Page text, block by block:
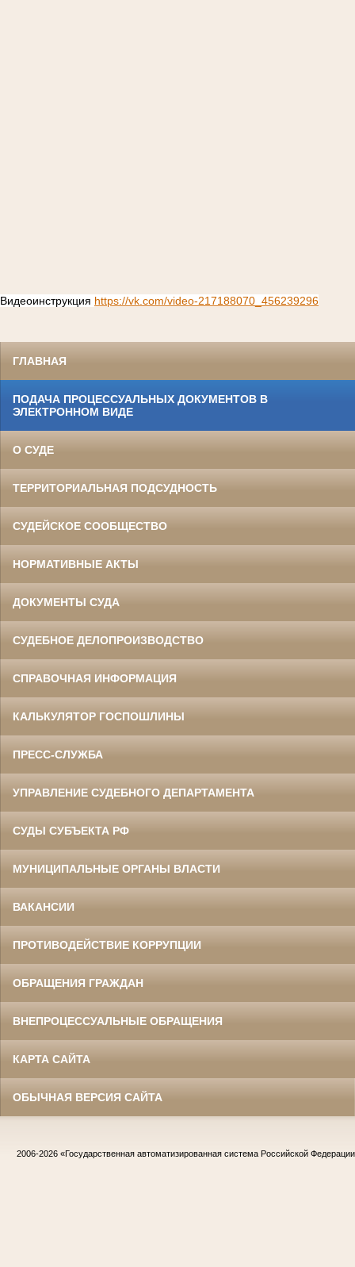
Видеоинструкция https://vk.com/video-217188070_456239296
ГЛАВНАЯ
ПОДАЧА ПРОЦЕССУАЛЬНЫХ ДОКУМЕНТОВ В
ЭЛЕКТРОННОМ ВИДЕ
О СУДЕ
ТЕРРИТОРИАЛЬНАЯ ПОДСУДНОСТЬ
СУДЕЙСКОЕ СООБЩЕСТВО
НОРМАТИВНЫЕ АКТЫ
ДОКУМЕНТЫ СУДА
СУДЕБНОЕ ДЕЛОПРОИЗВОДСТВО
СПРАВОЧНАЯ ИНФОРМАЦИЯ
КАЛЬКУЛЯТОР ГОСПОШЛИНЫ
ПРЕСС-СЛУЖБА
УПРАВЛЕНИЕ СУДЕБНОГО ДЕПАРТАМЕНТА
СУДЫ СУБЪЕКТА РФ
МУНИЦИПАЛЬНЫЕ ОРГАНЫ ВЛАСТИ
ВАКАНСИИ
ПРОТИВОДЕЙСТВИЕ КОРРУПЦИИ
ОБРАЩЕНИЯ ГРАЖДАН
ВНЕПРОЦЕССУАЛЬНЫЕ ОБРАЩЕНИЯ
КАРТА САЙТА
ОБЫЧНАЯ ВЕРСИЯ САЙТА
2006-2026 «Государственная автоматизированная система Российской